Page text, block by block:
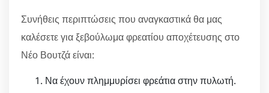
Συνήθεις περιπτώσεις που αναγκαστικά θα μας
καλέσετε για ξεβούλωμα φρεατίου αποχέτευσης στο
Νέο Βουτζά είναι:
Να έχουν πλημμυρίσει φρεάτια στην πυλωτή.